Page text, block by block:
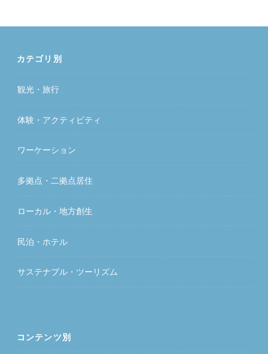
カテゴリ別
観光・旅行
体験・アクティビティ
ワーケーション
多拠点・二拠点居住
ローカル・地方創生
民泊・ホテル
サステナブル・ツーリズム
コンテンツ別